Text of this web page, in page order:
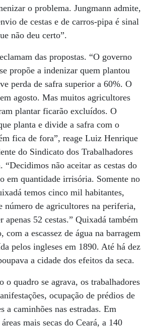
o problema. Jungmann admite,
de cestas e de carros-pipa é sinal
não deu certo”.
das propostas. “O governo
propõe a indenizar quem plantou
perda de safra superior a 60%. O
agosto. Mas muitos agricultores
plantar ficarão excluídos. O
planta e divide a safra com o
fica de fora”, reage Luiz Henrique
do Sindicato dos Trabalhadores
“Decidimos não aceitar as cestas do
em quantidade irrisória. Somente no
temos cinco mil habitantes,
número de agricultores na periferia,
apenas 52 cestas.” Quixadá também
com a escassez de água na barragem
pelos ingleses em 1890. Até há dez
a cidade dos efeitos da seca.
o quadro se agrava, os trabalhadores
ocupação de prédios de
a caminhões nas estradas. Em
mais secas do Ceará, a 140